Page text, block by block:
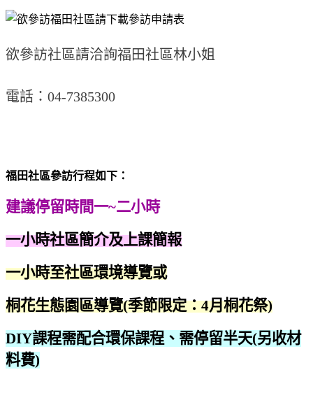
欲參訪社區請洽詢福田社區林小姐
電話：04-7385300
福田社區參訪行程如下：
建議停留時間一~二小時
一小時社區簡介及上課簡報
一小時至社區環境導覽或
桐花生態園區導覽(季節限定：4月桐花祭)
DIY課程需配合環保課程、需停留半天(另收材
料費)